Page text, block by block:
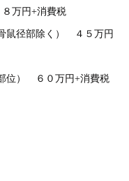
万円+消費税
鼠径部除く） ４５万円
位） ６０万円+消費税